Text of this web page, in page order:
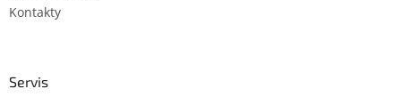
Kontakty
Servis